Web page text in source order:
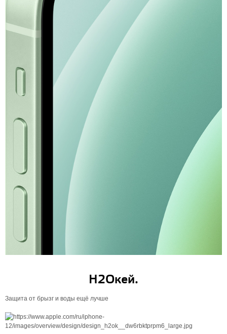
H2Oкей.
Защита от брызг и воды ещё лучше